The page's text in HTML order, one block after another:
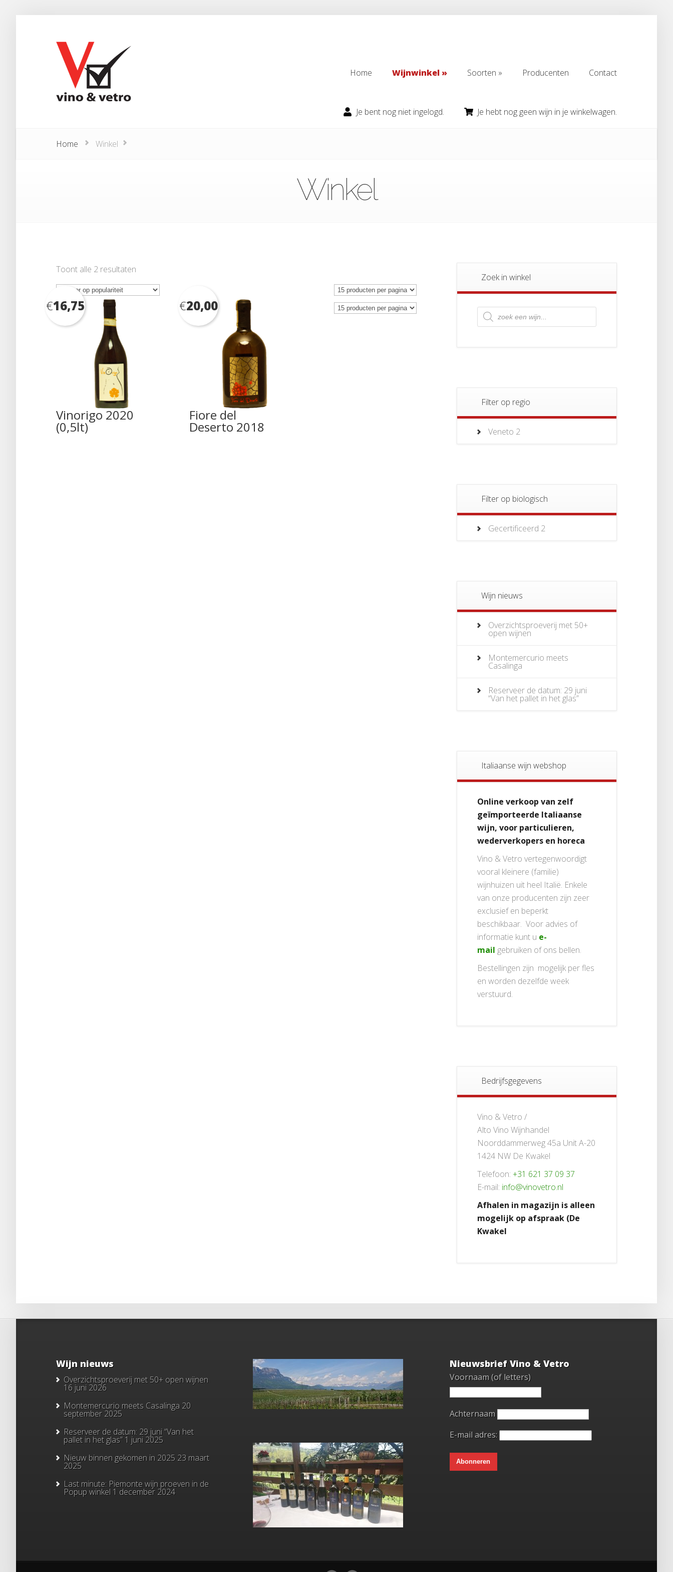
Home
Wijnwinkel
Soorten
Producenten
Contact
Je bent nog niet ingelogd.
Je hebt nog geen wijn in je winkelwagen.
Home Winkel
Winkel
Toont alle 2 resultaten
op
populariteit
Vinorigo 2020
(0,5lt)
€16,75
Fiore del
Deserto 2018
€20,00
Zoek in winkel
Producten
zoeken
Filter op regio
Veneto 2
Filter op biologisch
Gecertificeerd 2
Wijn nieuws
Overzichtsproeverij met 50+
open wijnen
Montemercurio meets
Casalinga
Reserveer de datum: 29 juni
“Van het pallet in het glas”
Italiaanse wijn webshop
Online verkoop van zelf
geïmporteerde Italiaanse
wijn, voor particulieren,
wederverkopers en horeca
Vino & Vetro vertegenwoordigt
vooral kleinere (familie)
wijnhuizen uit heel Italië. Enkele
van onze producenten zijn zeer
exclusief en beperkt
beschikbaar. Voor advies of
informatie kunt u e-
mail gebruiken of ons bellen.
Bestellingen zijn mogelijk per fles
en worden dezelfde week
verstuurd.
Bedrijfsgegevens
Vino & Vetro /
Alto Vino Wijnhandel
Noorddammerweg 45a Unit A-20
1424 NW De Kwakel
Telefoon: +31 621 37 09 37
E-mail: info@vinovetro.nl
Afhalen in magazijn is alleen
mogelijk op afspraak (De
Kwakel
Wijn nieuws
Overzichtsproeverij met 50+ open wijnen
16 juni 2026
Montemercurio meets Casalinga 20
september 2025
Reserveer de datum: 29 juni “Van het
pallet in het glas” 1 juni 2025
Nieuw binnen gekomen in 2025 23 maart
2025
Last minute: Piemonte wijn proeven in de
Popup winkel 1 december 2024
Nieuwsbrief Vino & Vetro
Voornaam (of letters)
Achternaam
E-mail adres: